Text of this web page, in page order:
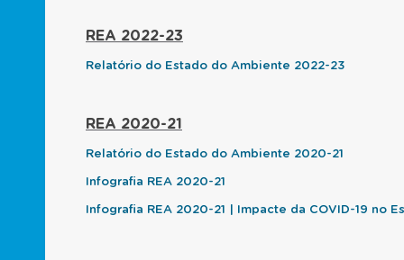
REA 2022-23
Relatório do Estado do Ambiente 2022-23
REA 2020-21
Relatório do Estado do Ambiente 2020-21
Infografia REA 2020-21
Infografia REA 2020-21 | Impacte da COVID-19 no